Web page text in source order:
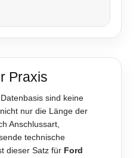
Praxis
sind keine
nur die Länge der
Anschlussart,
technische
dieser Satz für Ford